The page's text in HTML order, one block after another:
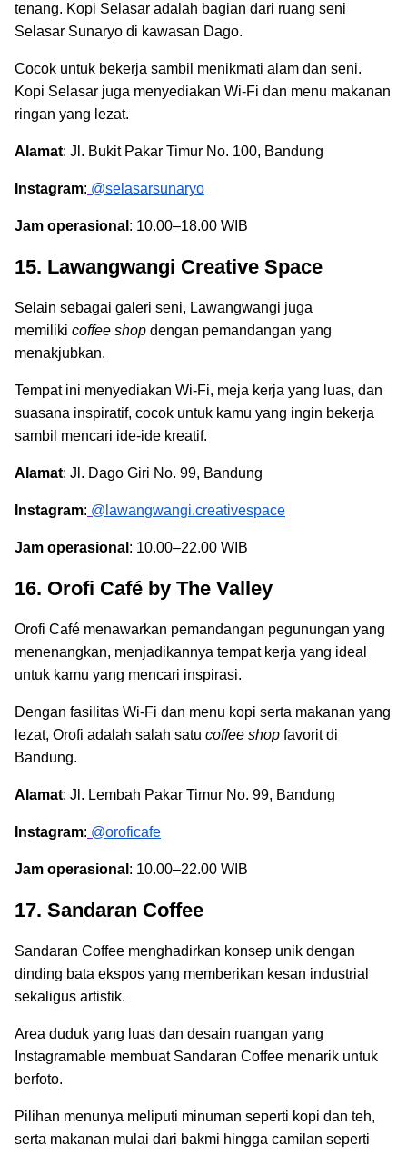
tenang. Kopi Selasar adalah bagian dari ruang seni
Selasar Sunaryo di kawasan Dago.
Cocok untuk bekerja sambil menikmati alam dan seni.
Kopi Selasar juga menyediakan Wi-Fi dan menu makanan
ringan yang lezat.
Alamat: Jl. Bukit Pakar Timur No. 100, Bandung
Instagram: @selasarsunaryo
Jam operasional : 10.00–18.00 WIB
15. Lawangwangi Creative Space
Selain sebagai galeri seni, Lawangwangi juga
memiliki coffee shop dengan pemandangan yang
menakjubkan.
Tempat ini menyediakan Wi-Fi, meja kerja yang luas, dan
suasana inspiratif, cocok untuk kamu yang ingin bekerja
sambil mencari ide-ide kreatif.
Alamat: Jl. Dago Giri No. 99, Bandung
Instagram: @lawangwangi.creativespace
Jam operasional : 10.00–22.00 WIB
16. Orofi Café by The Valley
Orofi Café menawarkan pemandangan pegunungan yang
menenangkan, menjadikannya tempat kerja yang ideal
untuk kamu yang mencari inspirasi.
Dengan fasilitas Wi-Fi dan menu kopi serta makanan yang
lezat, Orofi adalah salah satu coffee shop favorit di
Bandung.
Alamat: Jl. Lembah Pakar Timur No. 99, Bandung
Instagram: @oroficafe
Jam operasional : 10.00–22.00 WIB
17. Sandaran Coffee
Sandaran Coffee menghadirkan konsep unik dengan
dinding bata ekspos yang memberikan kesan industrial
sekaligus artistik.
Area duduk yang luas dan desain ruangan yang
Instagramable membuat Sandaran Coffee menarik untuk
berfoto.
Pilihan menunya meliputi minuman seperti kopi dan teh,
serta makanan mulai dari bakmi hingga camilan seperti